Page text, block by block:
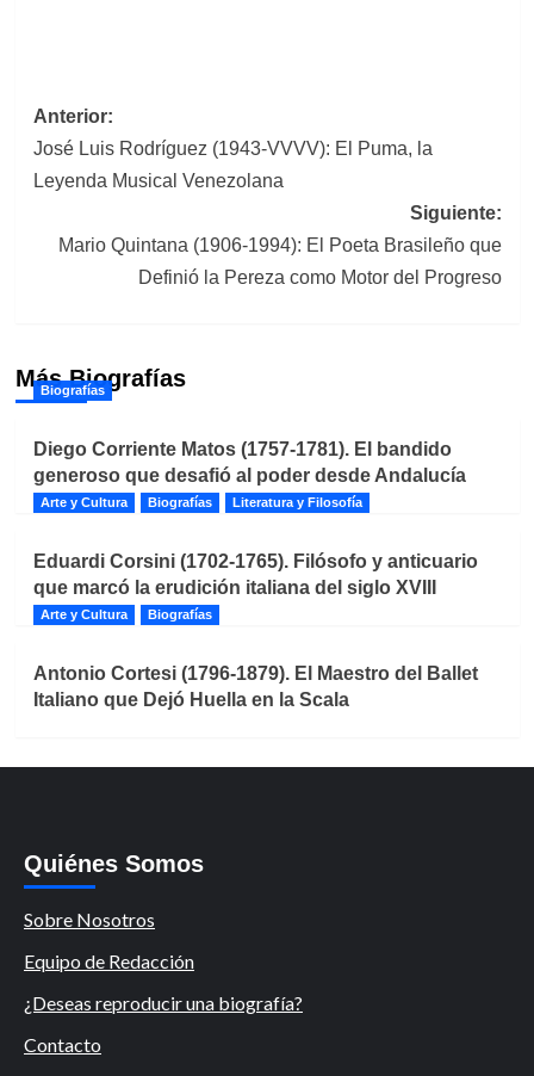
Navegación
de
entradas
Anterior:
José Luis Rodríguez (1943-VVVV): El Puma, la
Leyenda Musical Venezolana
Siguiente:
Mario Quintana (1906-1994): El Poeta Brasileño que
Definió la Pereza como Motor del Progreso
Más Biografías
Biografías
Diego Corriente Matos (1757-1781). El bandido
generoso que desafió al poder desde Andalucía
Arte y Cultura Biografías Literatura y Filosofía
Eduardi Corsini (1702-1765). Filósofo y anticuario
que marcó la erudición italiana del siglo XVIII
Arte y Cultura Biografías
Antonio Cortesi (1796-1879). El Maestro del Ballet
Italiano que Dejó Huella en la Scala
Quiénes Somos
Sobre Nosotros
Equipo de Redacción
¿Deseas reproducir una biografía?
Contacto